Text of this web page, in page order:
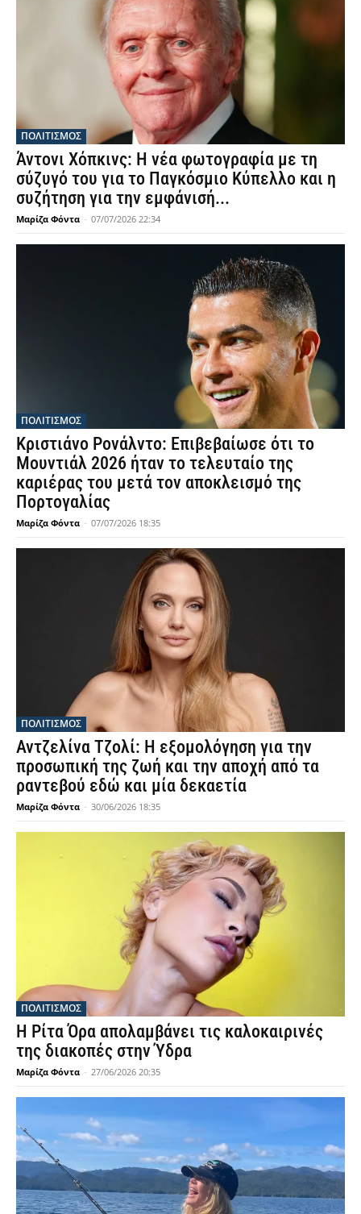
ΠΟΛΙΤΙΣΜΟΣ
Άντονι Χόπκινς: Η νέα φωτογραφία με τη
σύζυγό του για το Παγκόσμιο Κύπελλο και η
συζήτηση για την εμφάνισή...
Μαρίζα Φόντα - 07/07/2026 22:34
ΠΟΛΙΤΙΣΜΟΣ
Κριστιάνο Ρονάλντο: Επιβεβαίωσε ότι το
Μουντιάλ 2026 ήταν το τελευταίο της
καριέρας του μετά τον αποκλεισμό της
Πορτογαλίας
Μαρίζα Φόντα - 07/07/2026 18:35
ΠΟΛΙΤΙΣΜΟΣ
Αντζελίνα Τζολί: Η εξομολόγηση για την
προσωπική της ζωή και την αποχή από τα
ραντεβού εδώ και μία δεκαετία
Μαρίζα Φόντα - 30/06/2026 18:35
ΠΟΛΙΤΙΣΜΟΣ
Η Ρίτα Όρα απολαμβάνει τις καλοκαιρινές
της διακοπές στην Ύδρα
Μαρίζα Φόντα - 27/06/2026 20:35